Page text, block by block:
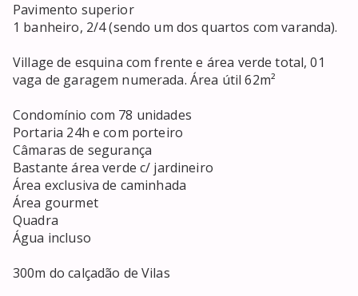
Pavimento superior
1 banheiro, 2/4 (sendo um dos quartos com varanda).
Village de esquina com frente e área verde total, 01
vaga de garagem numerada. Área útil 62m²
Condomínio com 78 unidades
Portaria 24h e com porteiro
Câmaras de segurança
Bastante área verde c/ jardineiro
Área exclusiva de caminhada
Área gourmet
Quadra
Água incluso
300m do calçadão de Vilas